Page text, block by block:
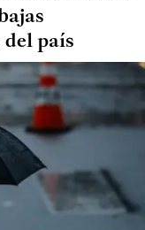
país